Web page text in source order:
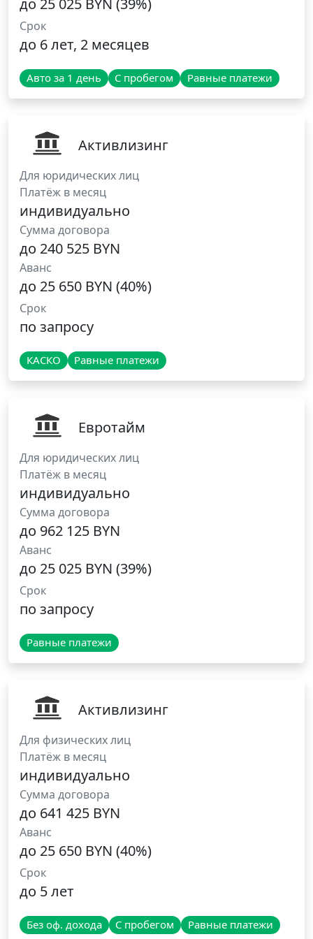
до 25 025 BYN (39%)
Срок
до 6 лет, 2 месяцев
Авто за 1 день С пробегом Равные платежи
Активлизинг
Для юридических лиц
Платёж в месяц
индивидуально
Сумма договора
до 240 525 BYN
Аванс
до 25 650 BYN (40%)
Срок
по запросу
КАСКО Равные платежи
Евротайм
Для юридических лиц
Платёж в месяц
индивидуально
Сумма договора
до 962 125 BYN
Аванс
до 25 025 BYN (39%)
Срок
по запросу
Равные платежи
Активлизинг
Для физических лиц
Платёж в месяц
индивидуально
Сумма договора
до 641 425 BYN
Аванс
до 25 650 BYN (40%)
Срок
до 5 лет
Без оф. дохода С пробегом Равные платежи